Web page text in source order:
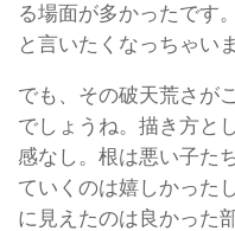
る場面が多かったです
と言いたくなっちゃい
でも、その破天荒さが
でしょうね。描き方と
感なし。根は悪い子た
ていくのは嬉しかった
に見えたのは良かった